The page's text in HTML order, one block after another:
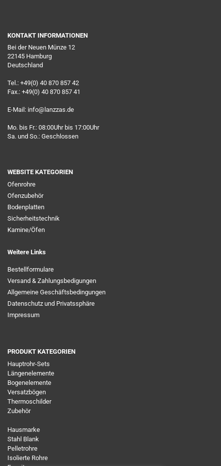
KONTAKT INFORMATIONEN
Bei der Neuen Münze 12
22145 Hamburg
Deutschland
Tel.: +49(0) 40 870 857 42
Fax.: +49(0) 40 870 857 41
E-Mail: info@lanzzas.de
Mo. bis Fr.: 08:00Uhr bis 17:00Uhr
Sa. und So.: Geschlossen
WEBSITE KATEGORIEN
Ofenrohre
Ofenzubehör
Bodenplatten
Sicherheitstechnik
Kamine/Öfen
Weitere Links
Bestellformulare
Versand & Zahlungsbedigungen
Allgemeine Geschäftsbedingungen
Datenschutz und Privatssphäre
Impressum
PRODUKT KATEGORIEN
Hauptrohr-Sets
Längenelemente
Bogenelemente
Versatzbögen
Thermoschilder
Zubehör
Hausmarke
Stahl Blank
Pelletrohre
Isolierte Rohre